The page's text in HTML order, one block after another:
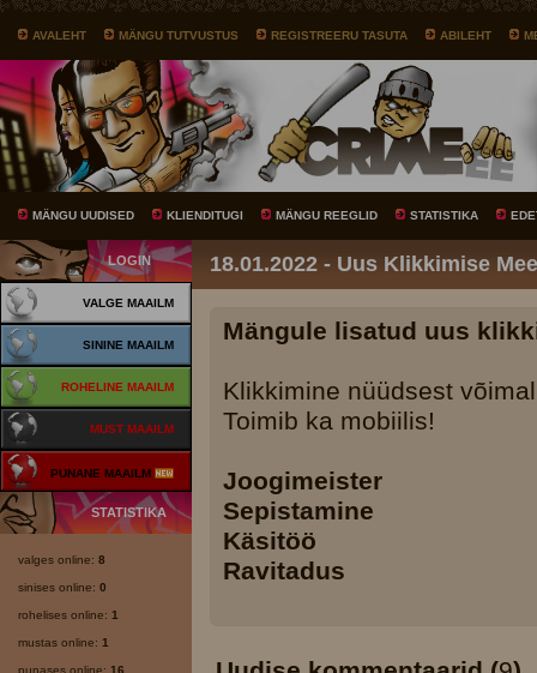
AVALEHT MÄNGU TUTVUSTUS REGISTREERU TASUTA ABILEHT
MÄNGU UUDISED KLIENDITUGI MÄNGU REEGLID STATISTIKA
LOGIN
VALGE MAAILM
SININE MAAILM
ROHELINE MAAILM
MUST MAAILM
PUNANE MAAILM
STATISTIKA
valges online: 8
sinises online: 0
rohelises online: 1
mustas online: 1
punases online: 16
18.01.2022 - Uus Klikkimise
Mängule lisatud uus
Klikkimine nüüdsest
Toimib ka mobiilis!
Joogimeister
Sepistamine
Käsitöö
Ravitadus